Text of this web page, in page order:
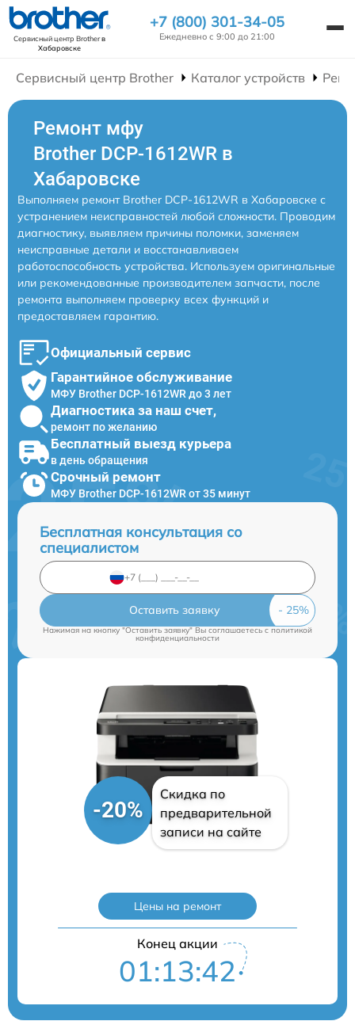
Сервисный центр Brotherв
Хабаровске
+7 (800) 301-34-05
Ежедневно с 9:00 до 21:00
Сервисный центр Brother Каталог устройств
Ремонт мфу
Brother DCP-1612WR в
Хабаровске
Выполняем ремонт Brother DCP-1612WR в Хабаровске с
устранением неисправностей любой сложности. Проводим
диагностику, выявляем причины поломки, заменяем
неисправные детали и восстанавливаем
работоспособность устройства. Используем оригинальные
или рекомендованные производителем запчасти, после
ремонта выполняем проверку всех функций и
предоставляем гарантию.
Официальный сервис
Гарантийное обслуживание
МФУ Brother DCP-1612WR до 3 лет
Диагностика за наш счет,
ремонт по желанию
Бесплатный выезд курьера
в день обращения
Срочный ремонт
МФУ Brother DCP-1612WR от 35 минут
Бесплатная консультация со
специалистом
Оставить заявку
Нажимая на кнопку "Оставить заявку" Вы соглашаетесь cполитикой
конфиденциальности
-20%
Скидка по
предварительной
записи на сайте
Цены на ремонт
Конец акции
01:13:41